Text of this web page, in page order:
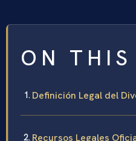
ON THIS
Definición Legal del
Recursos Legales